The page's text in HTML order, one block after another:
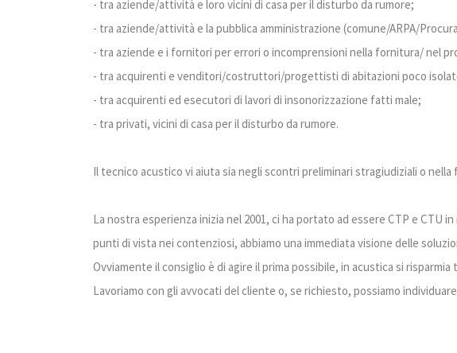
- tra aziende/attività e loro vicini di casa per il disturbo da rumore;
- tra aziende/attività e la pubblica amministrazione (comune/ARPA/
- tra aziende e i fornitori per errori o incomprensioni nella fornitura/ nel
- tra acquirenti e venditori/costruttori/progettisti di abitazioni poco
- tra acquirenti ed esecutori di lavori di insonorizzazione fatti male;
- tra privati, vicini di casa per il disturbo da rumore.
Il tecnico acustico vi aiuta sia negli scontri preliminari stragiudiziali o
La nostra esperienza inizia nel 2001, ci ha portato ad essere CTP e
punti di vista nei contenziosi, abbiamo una immediata visione delle
Ovviamente il consiglio è di agire il prima possibile, in acustica si
Lavoriamo con gli avvocati del cliente o, se richiesto, possiamo